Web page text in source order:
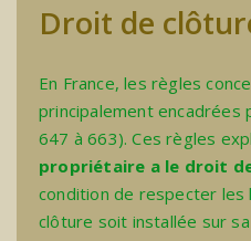
Droit de
En France, les règles
principalement encadrées
647 à 663). Ces règles
propriétaire a le droit
condition de respecter les
clôture soit installée sur